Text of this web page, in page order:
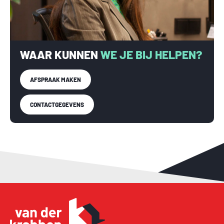
+ HR Intergas cv-ketel 2020.
+ De woning is voorzien van dakisolatie en draai-kiepkozijnen
+ De moderne woonkeuken is vernieuwd in 2023.
+ De meterkast is vervangen in 2024.
+ De woning en het bijgebouw zijn voorzien van
airconditioning.
+ De goten en hemelwaterafvoer zijn vernieuwd in 2025.
+ Het dakleer van de uitbouw is vernieuwd in 2025.
WAAR KUNNEN WE JE BIJ HELPEN?
AFSPRAAK MAKEN
CONTACTGEGEVENS